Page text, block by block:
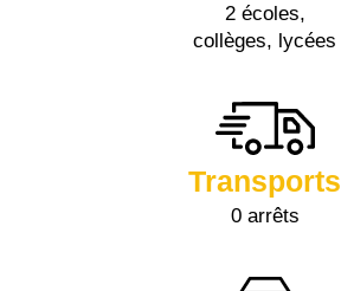
2 écoles,
collèges, lycées
Transports
0 arrêts